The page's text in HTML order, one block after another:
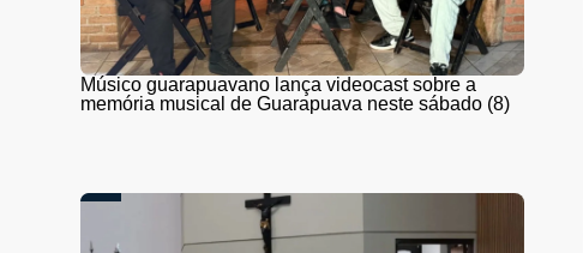
Músico guarapuavano lança videocast sobre a
memória musical de Guarapuava neste sábado (8)